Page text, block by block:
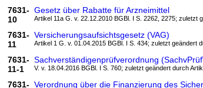
7631-
10
Gesetz über Rabatte für Arzneimittel
Artikel 11a G. v. 22.12.2010 BGBl. I S. 2262, 2275; zuletzt
7631-
11
Versicherungsaufsichtsgesetz (VAG)
Artikel 1 G. v. 01.04.2015 BGBl. I S. 434; zuletzt geändert
7631-
11-1
Sachverständigenprüfverordnung
V. v. 18.04.2016 BGBl. I S. 760; zuletzt geändert durch
7631- Verordnung über die Finanzierung des